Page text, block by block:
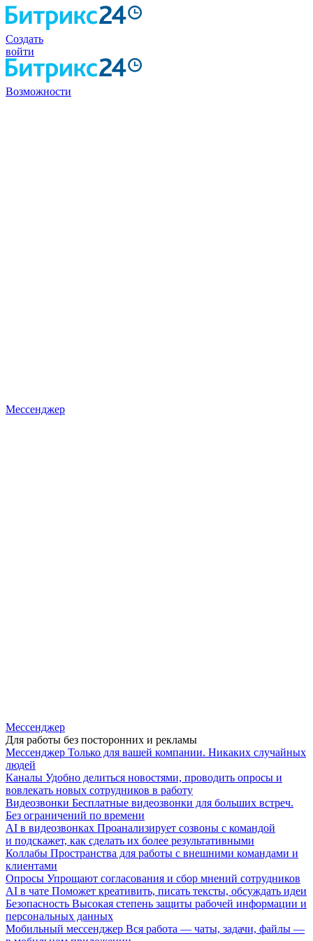
Создать
войти
Возможности
Мессенджер
Мессенджер
Для работы без посторонних и рекламы
Мессенджер Только для вашей компании. Никаких случайных
людей
Каналы Удобно делиться новостями, проводить опросы и
вовлекать новых сотрудников в работу
Видеозвонки Бесплатные видеозвонки для больших встреч.
Без ограничений по времени
AI в видеозвонках Проанализирует созвоны с командой
и подскажет, как сделать их более результативными
Коллабы Пространства для работы с внешними командами и
клиентами
Опросы Упрощают согласования и сбор мнений сотрудников
AI в чате Поможет креативить, писать тексты, обсуждать идеи
Безопасность Высокая степень защиты рабочей информации и
персональных данных
Мобильный мессенджер Вся работа — чаты, задачи, файлы —